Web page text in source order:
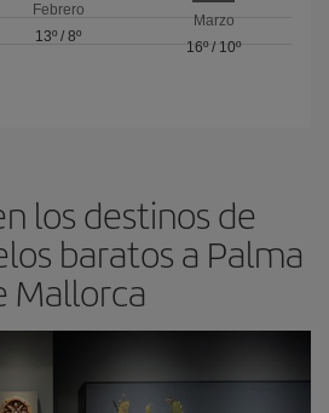
Febrero
13º / 8º
Marzo
16º/ 10º
los destinos de
baratos a Palma
Mallorca